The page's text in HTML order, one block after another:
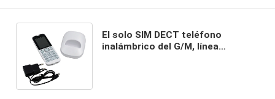
El solo SIM DECT teléfono
inalámbrico del G/M, línea